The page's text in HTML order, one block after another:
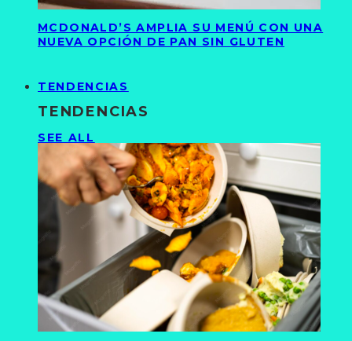
MCDONALD’S AMPLIA SU MENÚ CON UNA
NUEVA OPCIÓN DE PAN SIN GLUTEN
TENDENCIAS
TENDENCIAS
SEE ALL